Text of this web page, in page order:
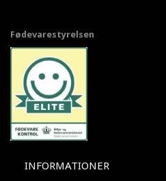
Fødevarestyrelsen
INFORMATIONER